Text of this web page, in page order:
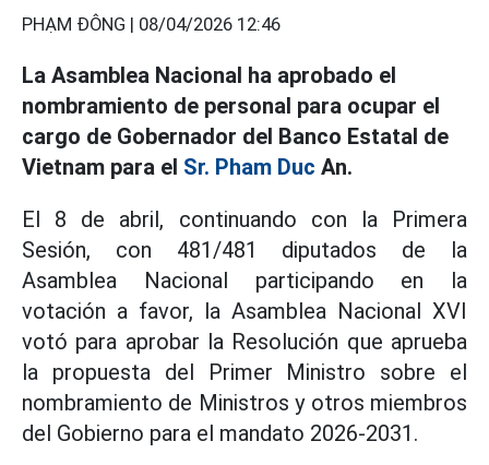
PHẠM ĐÔNG | 08/04/2026 12:46
La Asamblea Nacional ha aprobado el
nombramiento de personal para ocupar el
cargo de Gobernador del Banco Estatal de
Vietnam para el Sr. Pham Duc An.
El 8 de abril, continuando con la Primera
Sesión, con 481/481 diputados de la
Asamblea Nacional participando en la
votación a favor, la Asamblea Nacional XVI
votó para aprobar la Resolución que aprueba
la propuesta del Primer Ministro sobre el
nombramiento de Ministros y otros miembros
del Gobierno para el mandato 2026-2031.